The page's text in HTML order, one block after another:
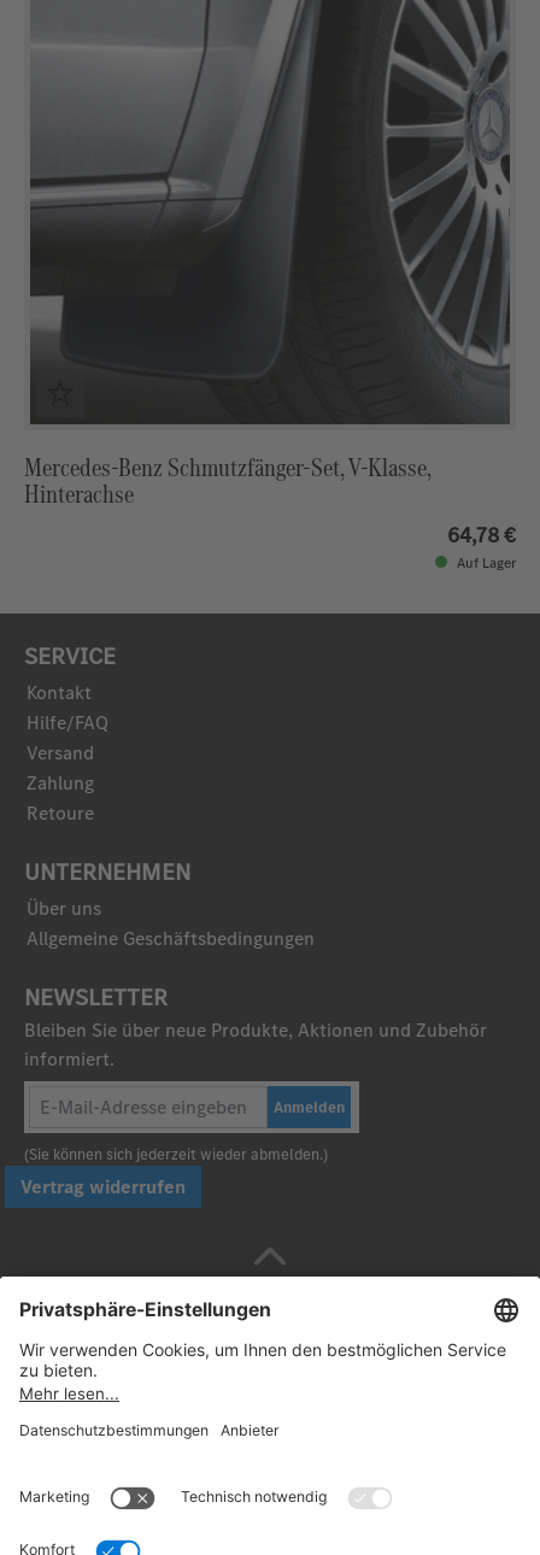
Mercedes-Benz Schmutzfänger-Set, V-Klasse,
Hinterachse
64,78 €
Auf Lager
SERVICE
Kontakt
Hilfe/FAQ
Versand
Zahlung
Retoure
UNTERNEHMEN
Über uns
Allgemeine Geschäftsbedingungen
NEWSLETTER
Bleiben Sie über neue Produkte, Aktionen und Zubehör
informiert.
Anmelden
(Sie können sich jederzeit wieder abmelden.)
Vertrag widerrufen
Sicher bezahlen mit